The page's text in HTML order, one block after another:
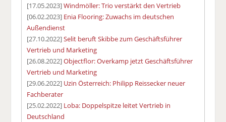
[17.05.2023]Windmöller: Trio verstärkt den Vertrieb
[06.02.2023] Enia Flooring: Zuwachs im deutschen
Außendienst
[27.10.2022]Selit beruft Skibbe zum Geschäftsführer
Vertrieb und Marketing
[26.08.2022]Objectflor: Overkamp jetzt Geschäftsführer
Vertrieb und Marketing
[29.06.2022] Uzin Österreich: Philipp Reissecker neuer
Fachberater
[25.02.2022] Loba: Doppelspitze leitet Vertrieb in
Deutschland